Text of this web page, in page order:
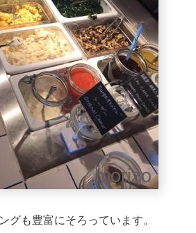
グも豊富にそろっています。